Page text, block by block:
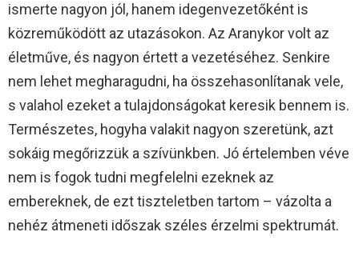
ismerte nagyon jól, hanem idegenvezetőként is
közreműködött az utazásokon. Az Aranykor volt az
életműve, és nagyon értett a vezetéséhez. Senkire
nem lehet megharagudni, ha összehasonlítanak vele,
s valahol ezeket a tulajdonságokat keresik bennem is.
Természetes, hogyha valakit nagyon szeretünk, azt
sokáig megőrizzük a szívünkben. Jó értelemben véve
nem is fogok tudni megfelelni ezeknek az
embereknek, de ezt tiszteletben tartom – vázolta a
nehéz átmeneti időszak széles érzelmi spektrumát.